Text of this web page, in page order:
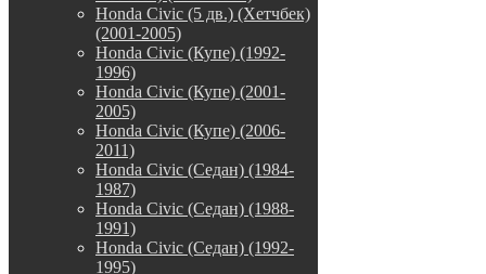
Honda Civic (5 дв.) (Хетчбек)
(2001-2005)
Honda Civic (Купе) (1992-
1996)
Honda Civic (Купе) (2001-
2005)
Honda Civic (Купе) (2006-
2011)
Honda Civic (Седан) (1984-
1987)
Honda Civic (Седан) (1988-
1991)
Honda Civic (Седан) (1992-
1995)